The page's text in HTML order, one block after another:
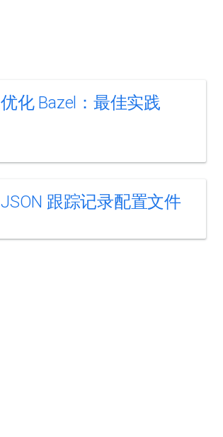
优化 Bazel：最佳实践
JSON 跟踪记录配置文件